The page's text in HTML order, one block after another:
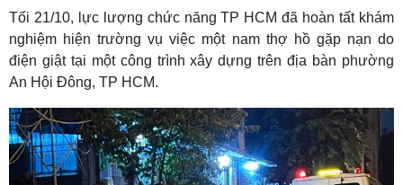
Tối 21/10, lực lượng chức năng TP HCM đã hoàn tất khám
nghiệm hiện trường vụ việc một nam thợ hồ gặp nạn do
điện giật tại một công trình xây dựng trên địa bàn phường
An Hội Đông, TP HCM.